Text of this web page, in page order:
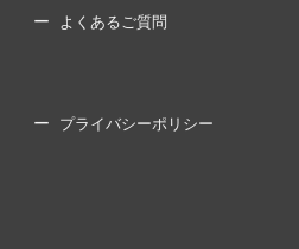
よくあるご質問
プライバシーポリシー